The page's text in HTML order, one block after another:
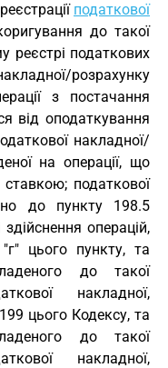
податкової
до такої
реєстрі податкових
розрахунку
з постачання
від оподаткування
накладної/
на операції, що
податкової
до пункту 198.5
операцій,
цього пункту, та
до такої
накладної,
цього Кодексу, та
до такої
накладної,